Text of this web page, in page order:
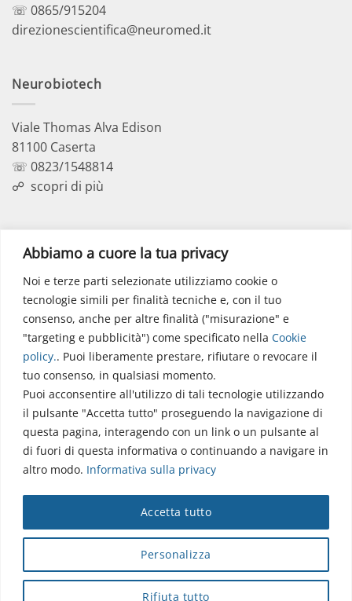
Abbiamo a cuore la tua privacy
Noi e terze parti selezionate utilizziamo cookie o
tecnologie simili per finalità tecniche e, con il tuo
consenso, anche per altre finalità ("misurazione" e
"targeting e pubblicità") come specificato nella Cookie
policy.. Puoi liberamente prestare, rifiutare o revocare il
tuo consenso, in qualsiasi momento.
Puoi acconsentire all'utilizzo di tali tecnologie utilizzando
il pulsante "Accetta tutto" proseguendo la navigazione di
questa pagina, interagendo con un link o un pulsante al
di fuori di questa informativa o continuando a navigare in
altro modo. Informativa sulla privacy
Personalizza
Rifiuta tutto
Accetta tutto
☏ 0865/915204
direzionescientifica@neuromed.it
Neurobiotech
Viale Thomas Alva Edison
81100 Caserta
☏ 0823/1548814
☍ scopri di più
Via dell’Elettronica
86077 Pozzilli (IS)
☏ 0865/915407
segreteriapolodidattico@neuromed.it
Copyright © 2026 Istituto Neurologico Mediterraneo
Neuromed S.p.A.
Webmail |Privacy Policy|Privacy|Disclaimer|Accessibilità
Contatti|Credits
Cap. Soc. € 4.040.000 i.v. - Numero REA IS - 18112 - P.IVA/Cod.